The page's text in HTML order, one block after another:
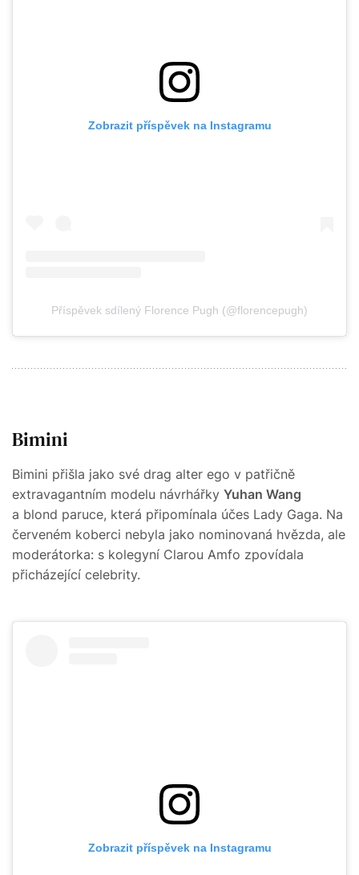
Zobrazit příspěvek na Instagramu
Příspěvek sdílený Florence Pugh (@florencepugh)
Bimini
Bimini přišla jako své drag alter ego v patřičně
extravagantním modelu návrhářky Yuhan Wang
a blond paruce, která připomínala účes Lady Gaga. Na
červeném koberci nebyla jako nominovaná hvězda, ale
moderátorka: s kolegyní Clarou Amfo zpovídala
přicházející celebrity.
Zobrazit příspěvek na Instagramu